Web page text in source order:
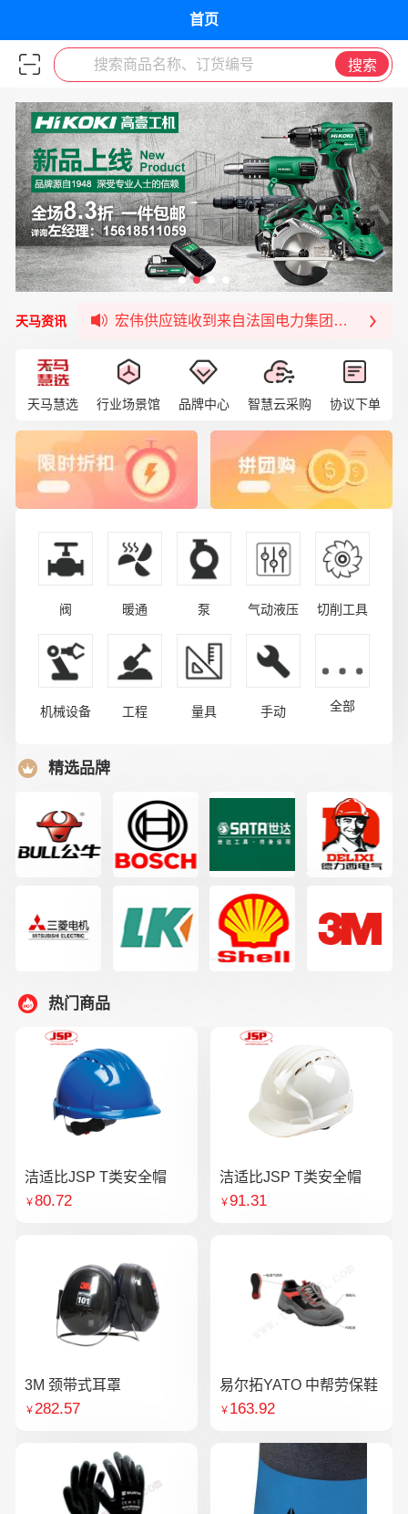
首页
搜索商品名称、订货编号 搜索
天马资讯
签约喜讯 | 宏伟与中铝集团成功签约！
福清核电—WD-40产品交流会圆满结束
宏伟天马与网易严选达成品牌合作
宏伟供应链与第一师阿拉尔市签署战略框架合
天马慧选 行业场景馆 品牌中心 智慧云采购 协议下单
阀 暖通 泵 气动液压 切削工具
机械设备 工程 量具 手动 全部
精选品牌
热门商品
洁适比JSP T类安全帽
￥80.72
洁适比JSP T类安全帽
￥91.31
3M 颈带式耳罩
￥282.57
易尔拓YATO 中帮劳保鞋
￥ 163.92